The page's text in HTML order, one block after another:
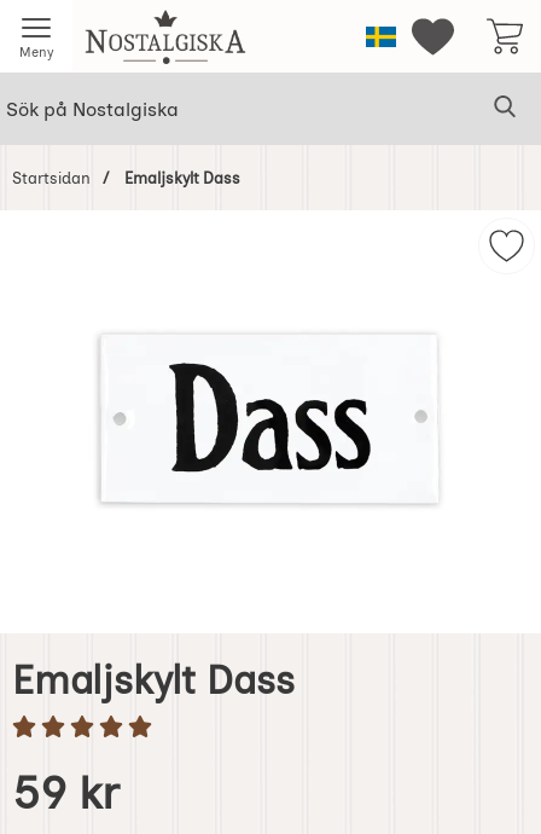
Meny Startsidan för NostalgiskaSverigeMina
Startsidan Emaljskylt Dass
Emaljskylt Dass
Handla denna produkt Emaljskylt Dass
pris
59 kr